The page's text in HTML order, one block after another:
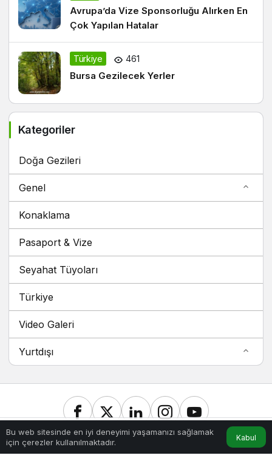
Avrupa’da Vize Sponsorluğu Alırken En
Çok Yapılan Hatalar
Türkiye 461
Bursa Gezilecek Yerler
Kategoriler
Doğa Gezileri
Genel
Konaklama
Pasaport & Vize
Seyahat Tüyoları
Türkiye
Video Galeri
Yurtdışı
Bu web sitesinde en iyi deneyimi yaşamanızı sağlamak
için çerezler kullanılmaktadır.
Kabul
Anasayfa